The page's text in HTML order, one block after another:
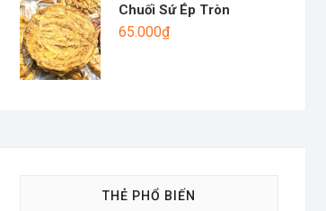
Chuối Sứ Ép Tròn
65.000₫
THẺ PHỔ BIẾN